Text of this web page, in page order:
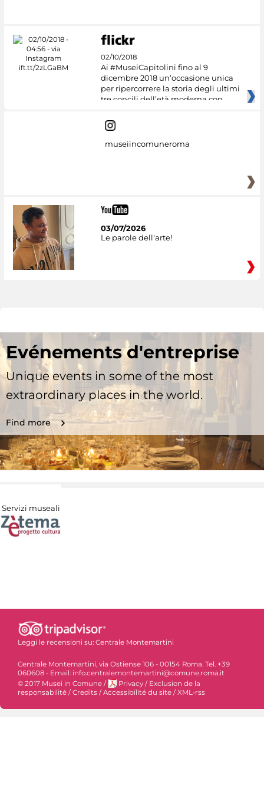
02/10/2018
Ai #MuseiCapitolini fino al 9
dicembre 2018 un’occasione unica
per ripercorrere la storia degli ultimi
tre concili dell’età moderna con
museiincomuneroma
03/07/2026
Le parole dell'arte!
Evénements d'entreprise
Unique events in some of the most
extraordinary places in the world.
Find more
Servizi museali
Leggi le recensioni su: Centrale Montemartini
Centrale Montemartini, via Ostiense 106 - 00154 Roma. Tel. +39
060608 - Email: info.centralemontemartini@comune.roma.it
© 2017 Musei in Comune / Privacy / Exclusion de la
responsabilité /Credits /Accessibilité du site /XML-rss